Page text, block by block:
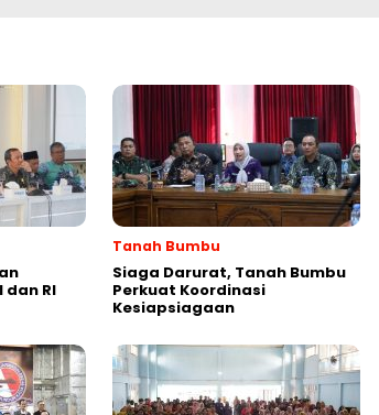
dan RI
Tanah Bumbu
Siaga Darurat, Tanah Bumbu
Perkuat Koordinasi
Kesiapsiagaan